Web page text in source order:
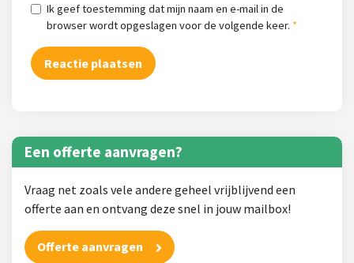
Ik geef toestemming dat mijn naam en e-mail in de
browser wordt opgeslagen voor de volgende keer.
Een offerte aanvragen?
Vraag net zoals vele andere geheel vrijblijvend een
offerte aan en ontvang deze snel in jouw mailbox!
Offerte aanvragen